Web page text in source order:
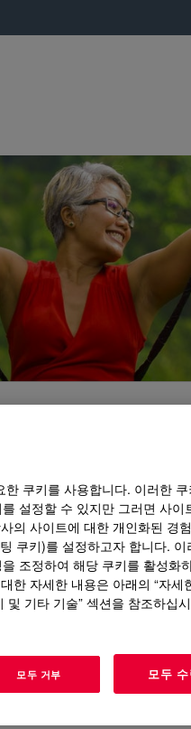
키며, 환경
위해 더 많은 것을 할 수 있는
주가 천연 자원을 보존하고
지속 가능성 및 규제 리더들
여할 수 있는 위치에 있습니다.
개선하고, 소비자 경험을 향
쿠키를 사용합니다. 이러한
설정할 수 있지만 그러면 사이
의 사이트에 대한 개인화된 경
쿠키)를 설정하고자 합니다. 이
조정하여 해당 쿠키를 활성화
한 자세한 내용은 아래의 “자세
및 기타 기술” 섹션을 참조하십
모두 거부 모두